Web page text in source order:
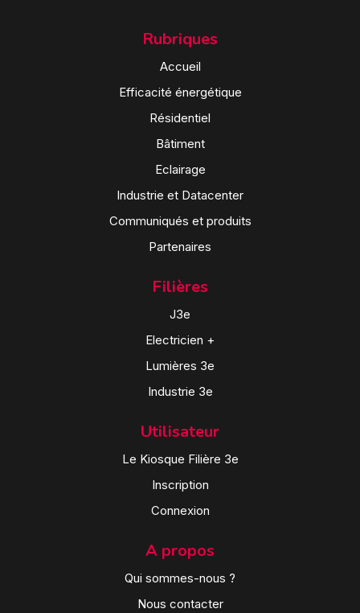
Rubriques
Accueil
Efficacité énergétique
Résidentiel
Bâtiment
Eclairage
Industrie et Datacenter
Communiqués et produits
Partenaires
Filières
J3e
Electricien +
Lumières 3e
Industrie 3e
Utilisateur
Le Kiosque Filière 3e
Inscription
Connexion
A propos
Qui sommes-nous ?
Nous contacter